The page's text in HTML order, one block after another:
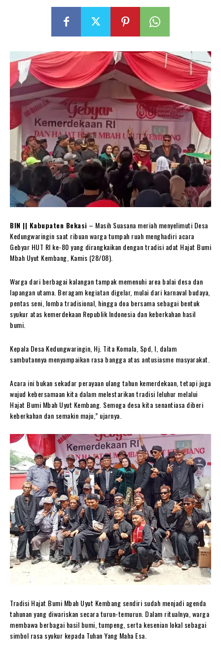
BIN || Kabupaten Bekasi – Masih Suasana meriah menyelimuti Desa
Kedungwaringin saat ribuan warga tumpah ruah menghadiri acara
Gebyar HUT RI ke-80 yang dirangkaikan dengan tradisi adat Hajat Bumi
Mbah Uyut Kembang, Kamis (28/08).
Warga dari berbagai kalangan tampak memenuhi area balai desa dan
lapangan utama. Beragam kegiatan digelar, mulai dari karnaval budaya,
pentas seni, lomba tradisional, hingga doa bersama sebagai bentuk
syukur atas kemerdekaan Republik Indonesia dan keberkahan hasil
bumi.
Kepala Desa Kedungwaringin, Hj. Tita Komala, Spd, I, dalam
sambutannya menyampaikan rasa bangga atas antusiasme masyarakat.
Acara ini bukan sekadar perayaan ulang tahun kemerdekaan, tetapi juga
wujud kebersamaan kita dalam melestarikan tradisi leluhur melalui
Hajat Bumi Mbah Uyut Kembang. Semoga desa kita senantiasa diberi
keberkahan dan semakin maju,” ujarnya.
Tradisi Hajat Bumi Mbah Uyut Kembang sendiri sudah menjadi agenda
tahunan yang diwariskan secara turun-temurun. Dalam ritualnya, warga
membawa berbagai hasil bumi, tumpeng, serta kesenian lokal sebagai
simbol rasa syukur kepada Tuhan Yang Maha Esa.